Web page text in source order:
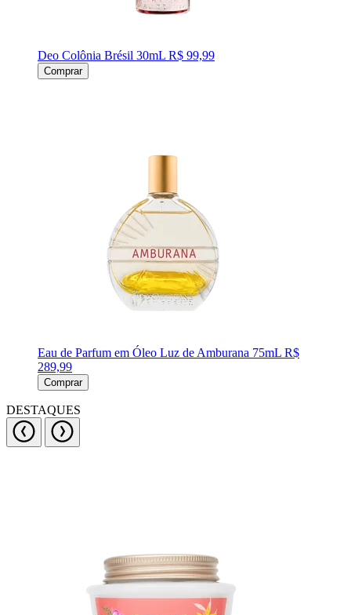
Deo Colônia Brésil 30mL R$ 99,99
Comprar
Eau de Parfum em Óleo Luz de Amburana 75mL R$
289,99
Comprar
DESTAQUES